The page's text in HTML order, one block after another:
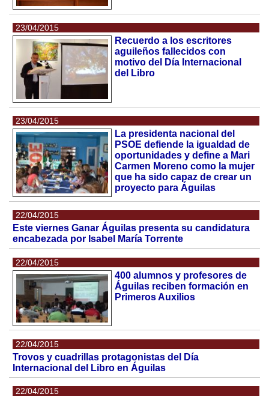
23/04/2015
Recuerdo a los escritores
aguileños fallecidos con
motivo del Día Internacional
del Libro
23/04/2015
La presidenta nacional del
PSOE defiende la igualdad de
oportunidades y define a Mari
Carmen Moreno como la mujer
que ha sido capaz de crear un
proyecto para Águilas
22/04/2015
Este viernes Ganar Águilas presenta su candidatura
encabezada por Isabel María Torrente
22/04/2015
400 alumnos y profesores de
Águilas reciben formación en
Primeros Auxilios
22/04/2015
Trovos y cuadrillas protagonistas del Día
Internacional del Libro en Águilas
22/04/2015